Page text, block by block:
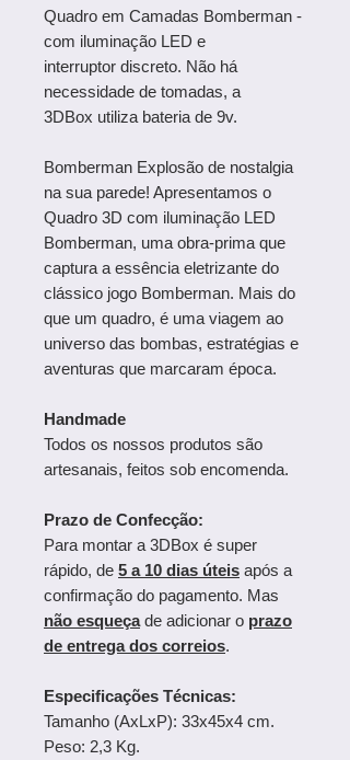
Quadro em Camadas Bomberman -
com iluminação LED e
interruptor discreto. Não há
necessidade de tomadas, a
3DBox utiliza bateria de 9v.
Bomberman Explosão de nostalgia
na sua parede! Apresentamos o
Quadro 3D com iluminação LED
Bomberman, uma obra-prima que
captura a essência eletrizante do
clássico jogo Bomberman. Mais do
que um quadro, é uma viagem ao
universo das bombas, estratégias e
aventuras que marcaram época.
Handmade
Todos os nossos produtos são
artesanais, feitos sob encomenda.
Prazo de Confecção:
Para montar a 3DBox é super
rápido, de 5 a 10 dias úteis após a
confirmação do pagamento. Mas
não esqueçade adicionar o prazo
de entrega dos correios.
Especificações Técnicas:
Tamanho (AxLxP): 33x45x4 cm.
Peso: 2,3 Kg.